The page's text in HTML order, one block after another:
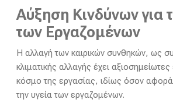
Αύξηση Κινδύνων για
των Εργαζομένων
Η αλλαγή των καιρικών συνθηκών, ως
κλιματικής αλλαγής έχει
κόσμο της εργασίας, ιδίως όσον
την υγεία των εργαζομένων.